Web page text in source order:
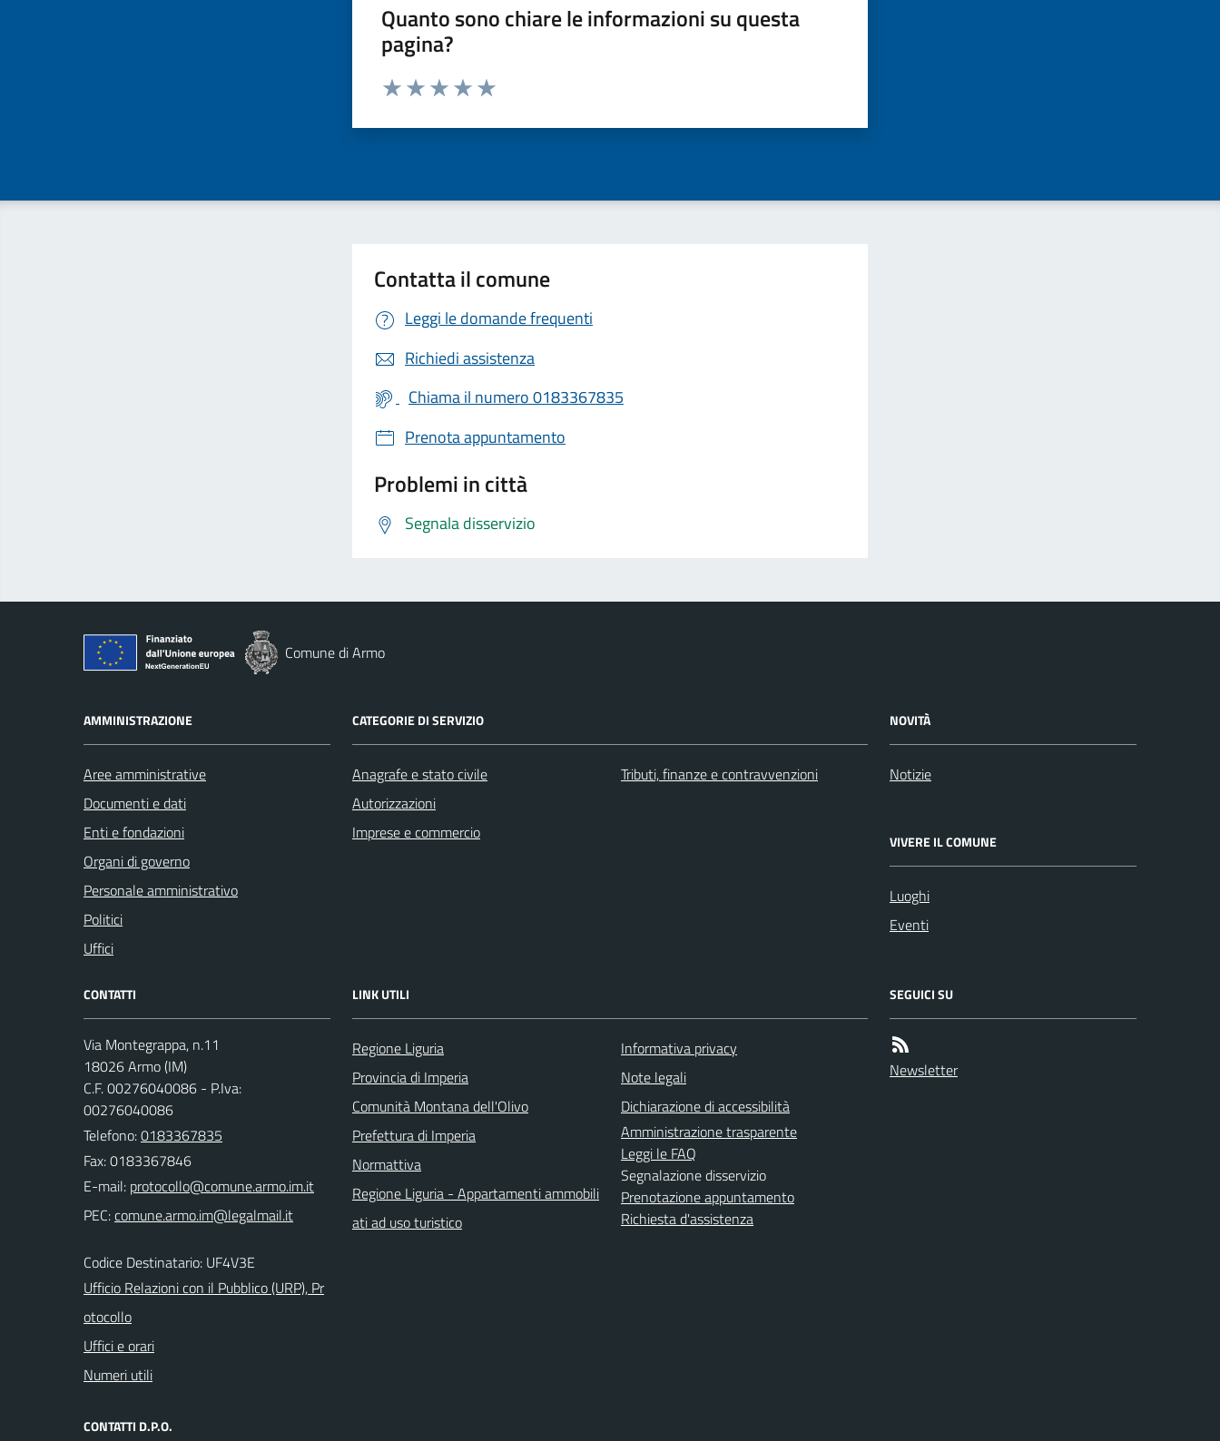
Quanto sono chiare le informazioni su questa
pagina?
Valuta da 1 a 5 stelle la pagina
Contatta il comune
Leggi le domande frequenti
Richiedi assistenza
Chiama il numero 0183367835
Prenota appuntamento
Problemi in città
Segnala disservizio
Comune di Armo
AMMINISTRAZIONE
Aree amministrative
Documenti e dati
Enti e fondazioni
Organi di governo
Personale amministrativo
Politici
Uffici
CATEGORIE DI SERVIZIO
Anagrafe e stato civile
Autorizzazioni
Imprese e commercio
Tributi, finanze e contravvenzioni
NOVITÀ
Notizie
VIVERE IL COMUNE
Luoghi
Eventi
CONTATTI
Via Montegrappa, n.11
18026 Armo (IM)
C.F. 00276040086 - P.Iva:
00276040086
Telefono:0183367835
Fax: 0183367846
E-mail:
PEC:
Codice Destinatario: UF4V3E
Ufficio Relazioni con il Pubblico (URP), Pr
otocollo
Uffici e orari
Numeri utili
CONTATTI D.P.O.
LINK UTILI
Regione Liguria
Provincia di Imperia
Comunità Montana dell'Olivo
Prefettura di Imperia
Normattiva
Regione Liguria - Appartamenti ammobili
ati ad uso turistico
Informativa privacy
Note legali
Dichiarazione di accessibilità
Amministrazione trasparente
Leggi le FAQ
Segnalazione disservizio
Prenotazione appuntamento
Richiesta d'assistenza
SEGUICI SU
Newsletter